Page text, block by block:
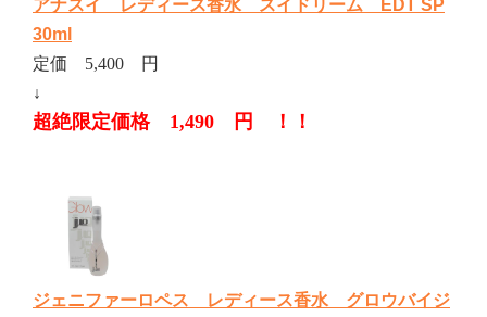
アナスイ レディース香水 スイドリーム EDT SP
30ml
定価 5,400 円
↓
超絶限定価格 1,490 円 ！！
ジェニファーロペス レディース香水 グロウバイジ